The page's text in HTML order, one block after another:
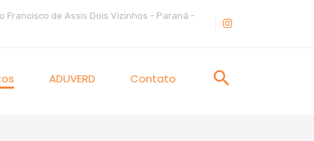
Francisco de Assis Dois Vizinhos - Paraná -
ADUVERD Contato